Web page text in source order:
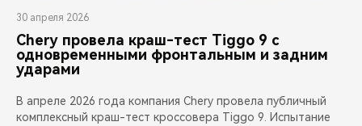
30 апреля 2026
Chery провела краш-тест Tiggo 9 с
одновременными фронтальным и задним
ударами
В апреле 2026 года компания Chery провела публичный
комплексный краш-тест кроссовера Tiggo 9. Испытание